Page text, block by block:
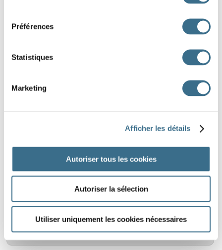
Préférences
Statistiques
Marketing
Afficher les détails
Autoriser tous les cookies
Autoriser la sélection
Utiliser uniquement les cookies nécessaires
Les verbes
DICTÉES AVEC LES SONS
Dictées avec images classées par sons
Les mots avec le son gn